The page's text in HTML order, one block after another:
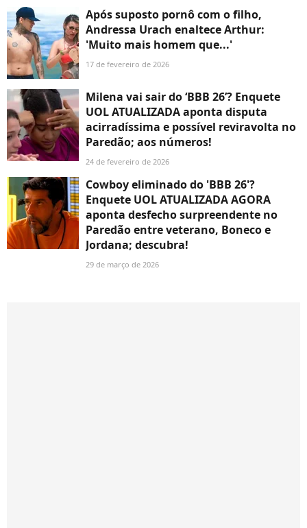
Após suposto pornô com o filho,
Andressa Urach enaltece Arthur:
'Muito mais homem que...'
17 de fevereiro de 2026
Milena vai sair do ‘BBB 26’? Enquete
UOL ATUALIZADA aponta disputa
acirradíssima e possível reviravolta no
Paredão; aos números!
24 de fevereiro de 2026
Cowboy eliminado do 'BBB 26'?
Enquete UOL ATUALIZADA AGORA
aponta desfecho surpreendente no
Paredão entre veterano, Boneco e
Jordana; descubra!
29 de março de 2026